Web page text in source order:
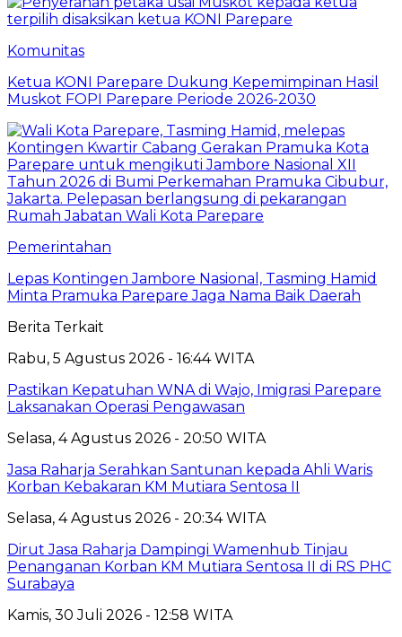
Komunitas
Ketua KONI Parepare Dukung Kepemimpinan Hasil
Muskot FOPI Parepare Periode 2026-2030
Pemerintahan
Lepas Kontingen Jambore Nasional, Tasming Hamid
Minta Pramuka Parepare Jaga Nama Baik Daerah
Berita Terkait
Rabu, 5 Agustus 2026 - 16:44 WITA
Pastikan Kepatuhan WNA di Wajo, Imigrasi Parepare
Laksanakan Operasi Pengawasan
Selasa, 4 Agustus 2026 - 20:50 WITA
Jasa Raharja Serahkan Santunan kepada Ahli Waris
Korban Kebakaran KM Mutiara Sentosa II
Selasa, 4 Agustus 2026 - 20:34 WITA
Dirut Jasa Raharja Dampingi Wamenhub Tinjau
Penanganan Korban KM Mutiara Sentosa II di RS PHC
Surabaya
Kamis, 30 Juli 2026 - 12:58 WITA